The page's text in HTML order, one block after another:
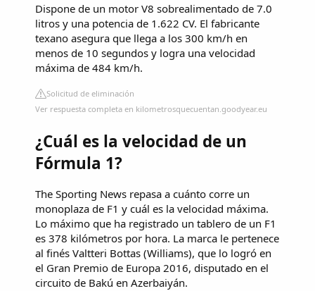
Dispone de un motor V8 sobrealimentado de 7.0
litros y una potencia de 1.622 CV. El fabricante
texano asegura que llega a los 300 km/h en
menos de 10 segundos y logra una velocidad
máxima de 484 km/h.
Solicitud de eliminación
Ver respuesta completa en kilometrosquecuentan.goodyear.eu
¿Cuál es la velocidad de un
Fórmula 1?
The Sporting News repasa a cuánto corre un
monoplaza de F1 y cuál es la velocidad máxima.
Lo máximo que ha registrado un tablero de un F1
es 378 kilómetros por hora. La marca le pertenece
al finés Valtteri Bottas (Williams), que lo logró en
el Gran Premio de Europa 2016, disputado en el
circuito de Bakú en Azerbaiyán.